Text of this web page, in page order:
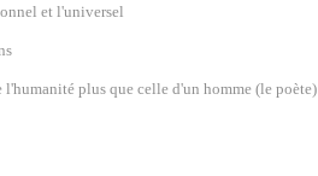
et l'universel
plus que celle d'un homme (le poète)